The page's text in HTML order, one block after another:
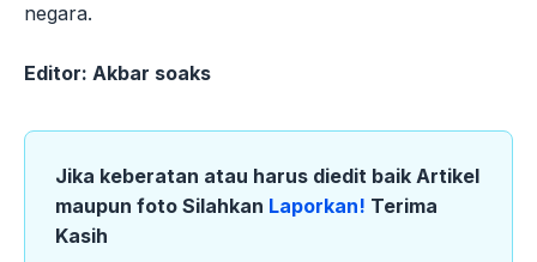
negara.
Editor: Akbar soaks
Jika keberatan atau harus diedit baik Artikel
maupun foto Silahkan Laporkan! Terima
Kasih